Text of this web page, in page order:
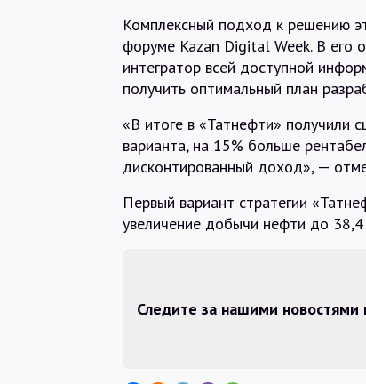
Комплексный подход к решению
форуме Kazan Digital Week. В его
интегратор всей доступной
получить оптимальный план
«В итоге в «Татнефти» получили
варианта, на 15% больше
дисконтированный доход», —
Первый вариант стратегии
увеличение добычи нефти до
Следите за нашими